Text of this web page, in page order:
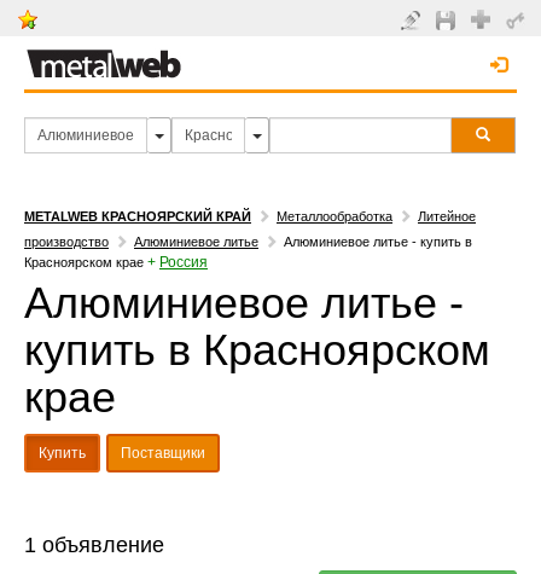
METALWEB КРАСНОЯРСКИЙ КРАЙ Металлообработка
Литейное
производство
Алюминиевое литье
Алюминиевое литье - купить в
Красноярском крае + Россия
Алюминиевое литье -
купить в Красноярском
крае
Купить Поставщики
1 объявление